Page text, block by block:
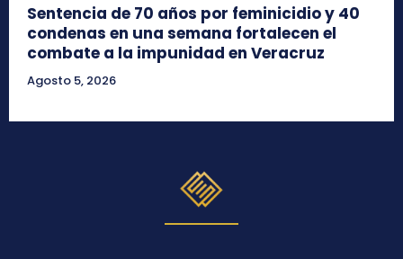
Sentencia de 70 años por feminicidio y 40
condenas en una semana fortalecen el
combate a la impunidad en Veracruz
Agosto 5, 2026